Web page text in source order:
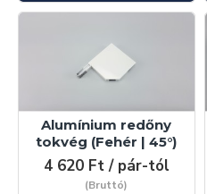
Alumínium redőny
tokvég (Fehér | 45°)
4 620 Ft / pár-tól
(Bruttó)